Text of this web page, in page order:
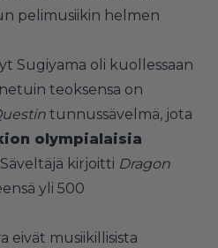
pelimusiikin helmen
Sugiyama oli kuollessaan
teoksensa on
tunnussävelmä, jota
olympialaisia
kirjoitti Dragon
yli 500
eivät musiikillisista